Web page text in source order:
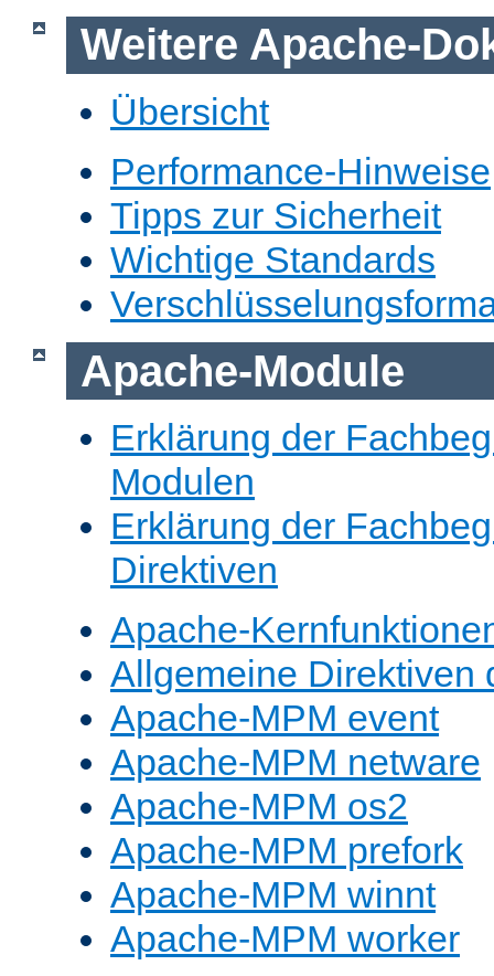
Weitere Apache-
Übersicht
Performance-Hinweise
Tipps zur Sicherheit
Wichtige Standards
Apache-Module
Erklärung der
Modulen
Erklärung der
Direktiven
Apache-
Allgemeine Direktiven
Apache-MPM event
Apache-MPM netware
Apache-MPM os2
Apache-MPM prefork
Apache-MPM winnt
Apache-MPM worker